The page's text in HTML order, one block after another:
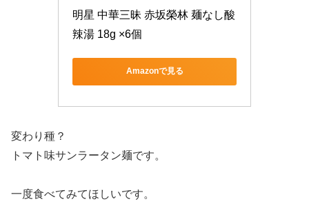
明星 中華三昧 赤坂榮林 麺なし酸
辣湯 18g ×6個
Amazonで見る
変わり種？
トマト味サンラータン麺です。
一度食べてみてほしいです。